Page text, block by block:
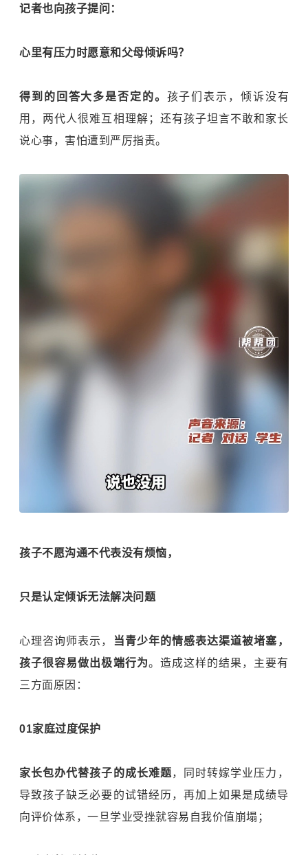
记者也向孩子提问：
心里有压力时愿意和父母倾诉吗？
得到的回答大多是否定的。 孩子们表示，倾诉没有
用，两代人很难互相理解；还有孩子坦言不敢和家长
说心事，害怕遭到严厉指责。
孩子不愿沟通不代表没有烦恼，
只是认定倾诉无法解决问题
心理咨询师表示，
当青少年的情感表达渠道被堵塞，
孩子很容易做出极端行为。造成这样的结果，主要有
三方面原因：
01家庭过度保护
家长包办代替孩子的成长难题，同时转嫁学业压力，
导致孩子缺乏必要的试错经历，再加上如果是成绩导
向评价体系，一旦学业受挫就容易自我价值崩塌；